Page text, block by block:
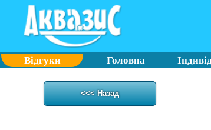
Відгуки Головна
<<< Назад